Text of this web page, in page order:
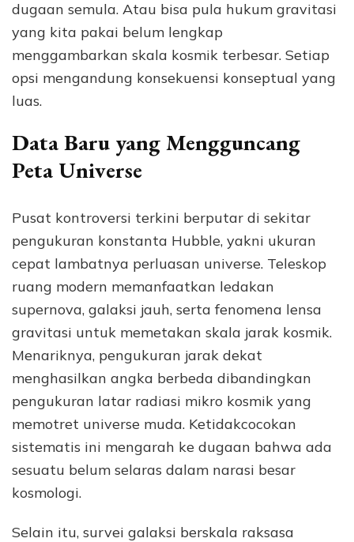
dugaan semula. Atau bisa pula hukum gravitasi
yang kita pakai belum lengkap
menggambarkan skala kosmik terbesar. Setiap
opsi mengandung konsekuensi konseptual yang
luas.
Data Baru yang Mengguncang
Peta Universe
Pusat kontroversi terkini berputar di sekitar
pengukuran konstanta Hubble, yakni ukuran
cepat lambatnya perluasan universe. Teleskop
ruang modern memanfaatkan ledakan
supernova, galaksi jauh, serta fenomena lensa
gravitasi untuk memetakan skala jarak kosmik.
Menariknya, pengukuran jarak dekat
menghasilkan angka berbeda dibandingkan
pengukuran latar radiasi mikro kosmik yang
memotret universe muda. Ketidakcocokan
sistematis ini mengarah ke dugaan bahwa ada
sesuatu belum selaras dalam narasi besar
kosmologi.
Selain itu, survei galaksi berskala raksasa